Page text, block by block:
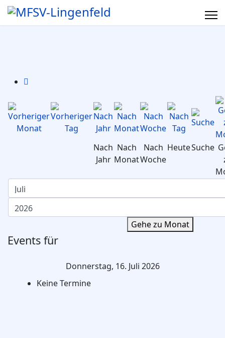
Nach
Jahr
Nach
Monat
Nach
Woche
HeuteSuche
Gehe zu Monat
Events für
Donnerstag, 16. Juli 2026
Keine Termine